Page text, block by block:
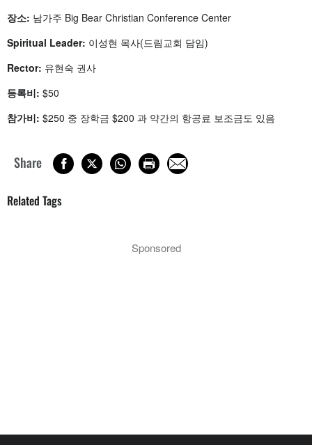
장소: 남가주 Big Bear Christian Conference Center
Spiritual Leader: 이성현 목사(드림교회 담임)
Rector: 유현숙 권사
등록비: $50
참가비: $250 중 장학금 $200 과 약간의 항공료 보조금도 있음
Share
Related Tags
Sponsored